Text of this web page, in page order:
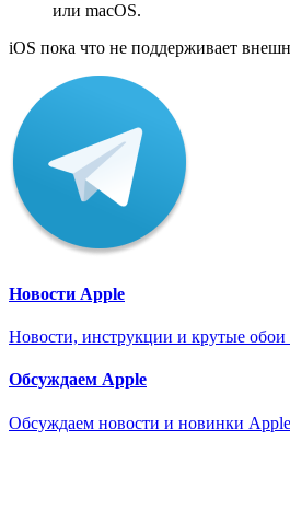
или macOS.
iOS пока что не поддерживает
Новости Apple
Новости, инструкции и крутые обои
Обсуждаем Apple
Обсуждаем новости и новинки Apple